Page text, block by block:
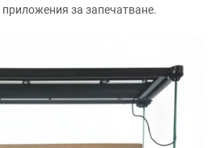
за запечатване.